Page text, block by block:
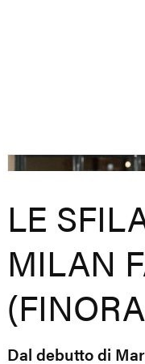
LE
MILAN
Dal debutto di